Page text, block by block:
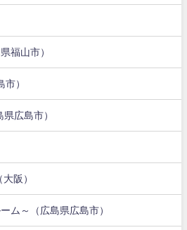
福山市）
）
広島市）
阪）
ム～（広島県広島市）